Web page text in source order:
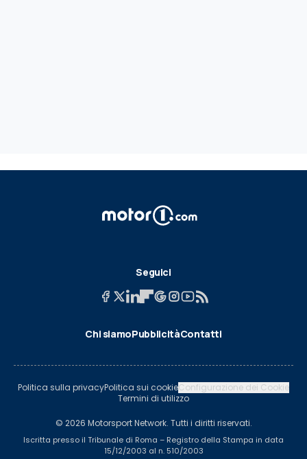
Seguici
Chi siamoPubblicitàContatti
Politica sulla privacyPolitica sui cookieConfigurazione dei Cookie
Termini di utilizzo
© 2026 Motorsport Network. Tutti i diritti riservati.
Iscritta presso il Tribunale di Roma – Registro della Stampa in data
15/12/2003 al n. 510/2003